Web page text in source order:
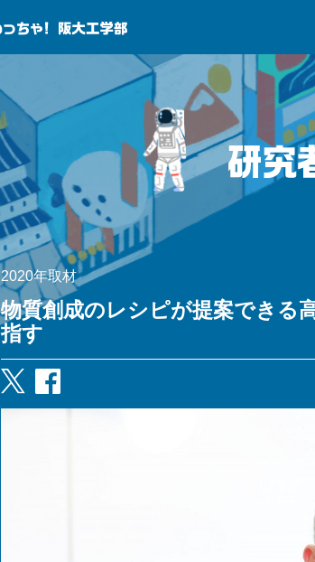
2020年取材
物質創成のレシピが提案できる
指す